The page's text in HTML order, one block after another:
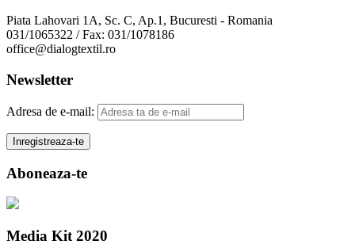
Piata Lahovari 1A, Sc. C, Ap.1, Bucuresti - Romania
031/1065322 / Fax: 031/1078186
office@dialogtextil.ro
Newsletter
Adresa de e-mail:
Aboneaza-te
Media Kit 2020